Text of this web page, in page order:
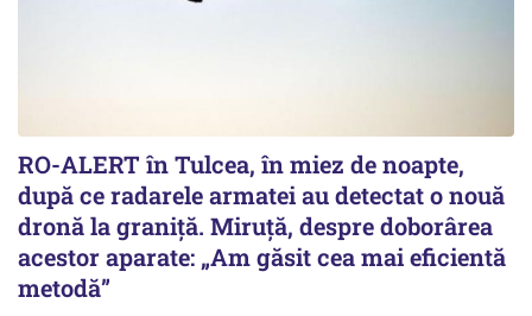
RO-ALERT în Tulcea, în miez de noapte,
după ce radarele armatei au detectat o nouă
dronă la graniță. Miruță, despre doborârea
acestor aparate: „Am găsit cea mai eficientă
metodă”